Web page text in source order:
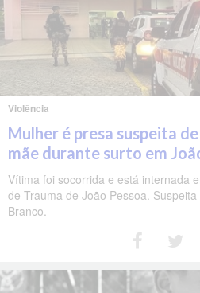
Violência
Mulher é presa suspeita
mãe durante surto em
Vítima foi socorrida e está internada
de Trauma de João Pessoa.
Branco.